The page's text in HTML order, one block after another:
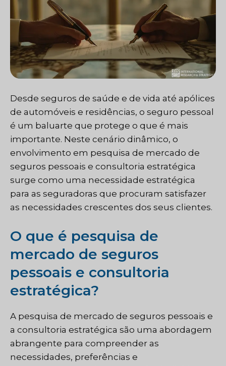
Desde seguros de saúde e de vida até apólices
de automóveis e residências, o seguro pessoal
é um baluarte que protege o que é mais
importante. Neste cenário dinâmico, o
envolvimento em pesquisa de mercado de
seguros pessoais e consultoria estratégica
surge como uma necessidade estratégica
para as seguradoras que procuram satisfazer
as necessidades crescentes dos seus clientes.
O que é pesquisa de
mercado de seguros
pessoais e consultoria
estratégica?
A pesquisa de mercado de seguros pessoais e
a consultoria estratégica são uma abordagem
abrangente para compreender as
necessidades, preferências e